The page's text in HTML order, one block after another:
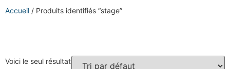
Accueil / Produits identifiés “stage”
Voici le seul résultat